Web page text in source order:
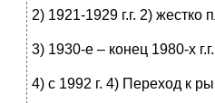
2) 1921-1929 г.г. 2) жестко
3) 1930-е – конец 1980-х
4) с 1992 г. 4) Переход к